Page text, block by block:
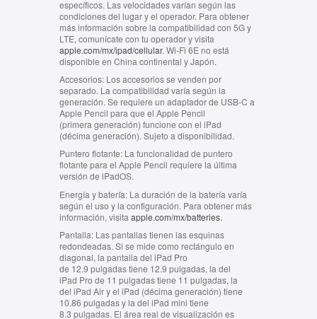
específicos. Las velocidades varían según las
condiciones del lugar y el operador. Para obtener
más información sobre la compatibilidad con 5G y
LTE, comunícate con tu operador y visita
apple.com/mx/ipad/cellular. Wi‑Fi 6E no está
disponible en China continental y Japón.
Accesorios:Los accesorios se venden por
separado. La compatibilidad varía según la
generación. Se requiere un adaptador de USB-C a
Apple Pencil para que el Apple Pencil
(primera generación) funcione con el iPad
(décima generación). Sujeto a disponibilidad.
Puntero flotante:La funcionalidad de puntero
flotante para el Apple Pencil requiere la última
versión de iPadOS.
Energía y batería:La duración de la batería varía
según el uso y la configuración. Para obtener más
información, visita apple.com/mx/batteries.
Pantalla:Las pantallas tienen las esquinas
redondeadas. Si se mide como rectángulo en
diagonal, la pantalla del iPad Pro
de 12.9 pulgadas tiene 12.9 pulgadas, la del
iPad Pro de 11 pulgadas tiene 11 pulgadas, la
del iPad Air y el iPad (décima generación) tiene
10.86 pulgadas y la del iPad mini tiene
8.3 pulgadas. El área real de visualización es